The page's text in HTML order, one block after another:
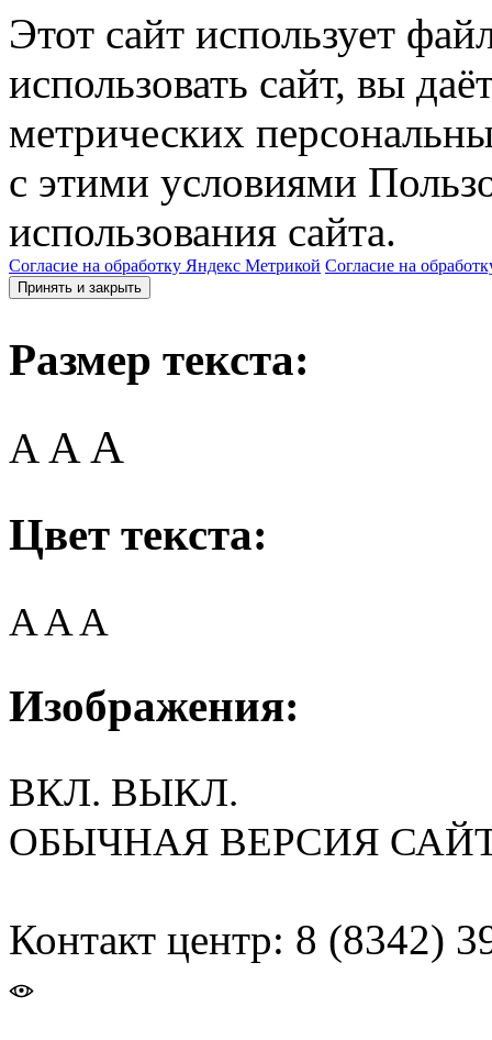
Этот сайт использует
использовать сайт, вы
метрических
с этими условиями
использования сайта.
Согласие на обработку Яндекс Метрикой Согласие на
Принять и закрыть
Размер текста:
A AA
Цвет текста:
AAA
Изображения:
ВКЛ. ВЫКЛ.
ОБЫЧНАЯ ВЕРСИЯ
Контакт центр: 8 (8342)